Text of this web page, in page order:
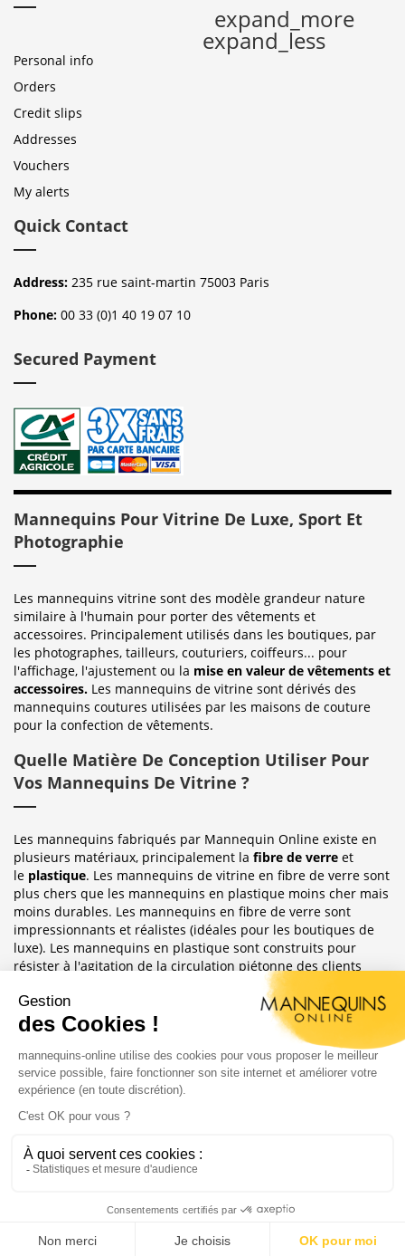
expand_more
expand_less
Personal info
Orders
Credit slips
Addresses
Vouchers
My alerts
Quick Contact
Address: 235 rue saint-martin 75003 Paris
Phone: 00 33 (0)1 40 19 07 10
Secured Payment
Mannequins Pour Vitrine De Luxe, Sport Et
Photographie
Les mannequins vitrine sont des modèle grandeur nature
similaire à l'humain pour porter des vêtements et
accessoires. Principalement utilisés dans les boutiques, par
les photographes, tailleurs, couturiers, coiffeurs... pour
l'affichage, l'ajustement ou la mise en valeur de vêtements et
accessoires. Les mannequins de vitrine sont dérivés des
mannequins coutures utilisées par les maisons de couture
pour la confection de vêtements.
Quelle Matière De Conception Utiliser Pour
Vos Mannequins De Vitrine ?
Les mannequins fabriqués par Mannequin Online existe en
plusieurs matériaux, principalement la fibre de verre et
le plastique. Les mannequins de vitrine en fibre de verre sont
plus chers que les mannequins en plastique moins cher mais
moins durables. Les mannequins en fibre de verre sont
impressionnants et réalistes (idéales pour les boutiques de
luxe). Les mannequins en plastique sont construits pour
résister à l'agitation de la circulation piétonne des clients
habituellement observée dans le magasin où ils sont placés.
Sublimez Vos Boutiques, Vitrines Et
Les mannequins sont idéales pour les magasins de détail, en
étalages de magasin ou décoration de vitrine. Ils ont
d'afficher leurs produits ou prendre des photos.
mannequin vitrine
Création du site :
Agence Digitale Feya